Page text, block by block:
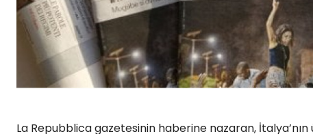
La Repubblica gazetesinin haberine nazaran, İtalya’nın